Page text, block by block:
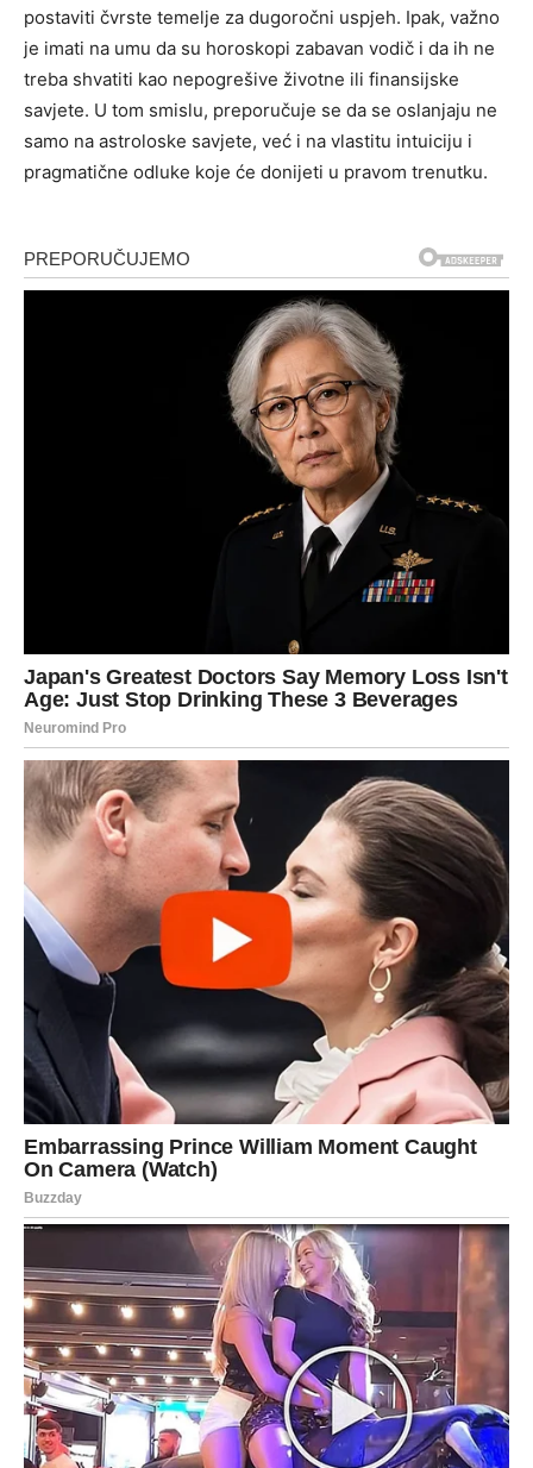
postaviti čvrste temelje za dugoročni uspjeh. Ipak, važno
je imati na umu da su horoskopi zabavan vodič i da ih ne
treba shvatiti kao nepogrešive životne ili finansijske
savjete. U tom smislu, preporučuje se da se oslanjaju ne
samo na astroloske savjete, već i na vlastitu intuiciju i
pragmatične odluke koje će donijeti u pravom trenutku.